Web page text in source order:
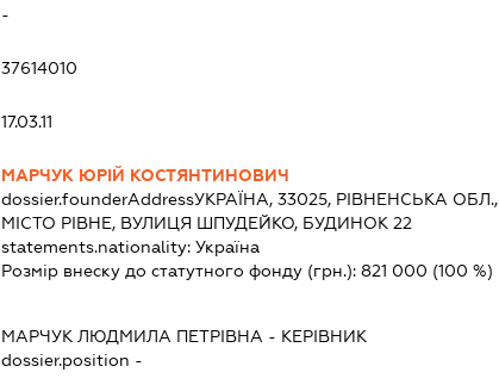
-
37614010
17.03.11
МАРЧУК ЮРІЙ КОСТЯНТИНОВИЧ
dossier.founderAddressУКРАЇНА, 33025, РІВНЕНСЬКА ОБЛ.,
МІСТО РІВНЕ, ВУЛИЦЯ ШПУДЕЙКО, БУДИНОК 22
statements.nationality:Україна
Розмір внеску до статутного фонду (грн.):821 000 (100 %)
МАРЧУК ЛЮДМИЛА ПЕТРІВНА - КЕРІВНИК
dossier.position -